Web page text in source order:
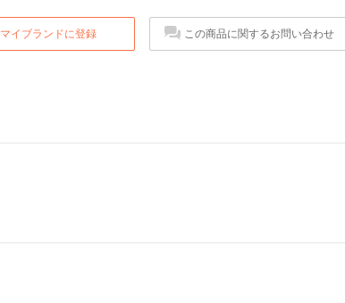
マイブランドに登録 この商品に関するお問い合わせ